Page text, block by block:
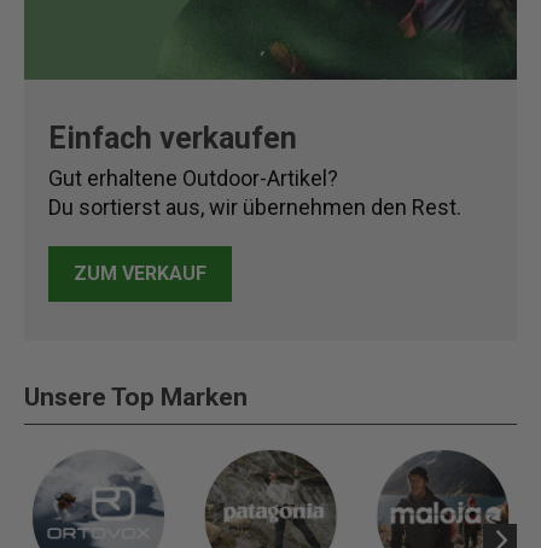
Einfach verkaufen
Gut erhaltene Outdoor-Artikel?
Du sortierst aus, wir übernehmen den Rest.
ZUM VERKAUF
Unsere Top Marken